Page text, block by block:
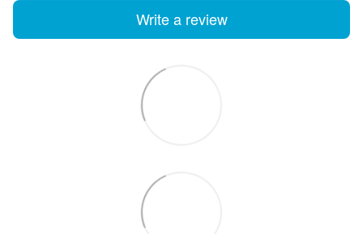
Write a review